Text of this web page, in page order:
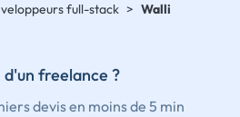
full-stack > Walli
d'un freelance ?
devis en moins de 5 min